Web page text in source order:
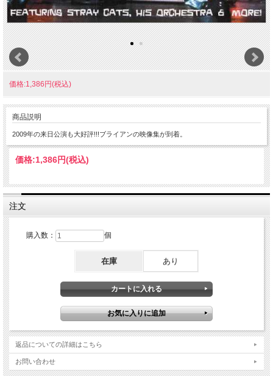
価格:1,386円(税込)
商品説明
2009年の来日公演も大好評!!!ブライアンの映像集が到着。
価格:1,386円(税込)
注文
購入数： 個
在庫 あり
返品についての詳細はこちら
お問い合わせ